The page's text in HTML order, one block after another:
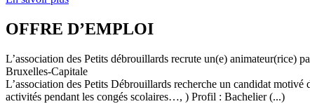
OFFRE D’EMPLOI
L’association des Petits débrouillards recrute un(e) animateur(rice)
Bruxelles-Capitale
L’association des Petits Débrouillards recherche un candidat
activités pendant les congés scolaires…, ) Profil : Bachelier (...)